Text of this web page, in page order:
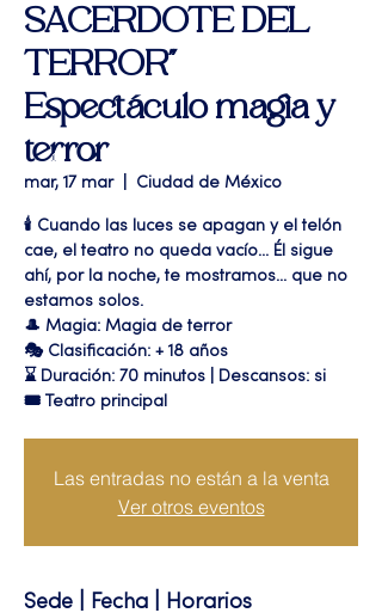
SACERDOTE DEL
TERROR"
Espectáculo magia y
terror
mar, 17 mar
  |
Ciudad de México
🕯️ Cuando las luces se apagan y el telón
cae, el teatro no queda vacío... Él sigue
ahí, por la noche, te mostramos... que no
estamos solos.
🎩 Magia: Magia de terror
🎭 Clasificación: + 18 años
⌛ Duración: 70 minutos | Descansos: si
🎟 Teatro principal
Las entradas no están a la venta
Ver otros eventos
Sede | Fecha | Horarios